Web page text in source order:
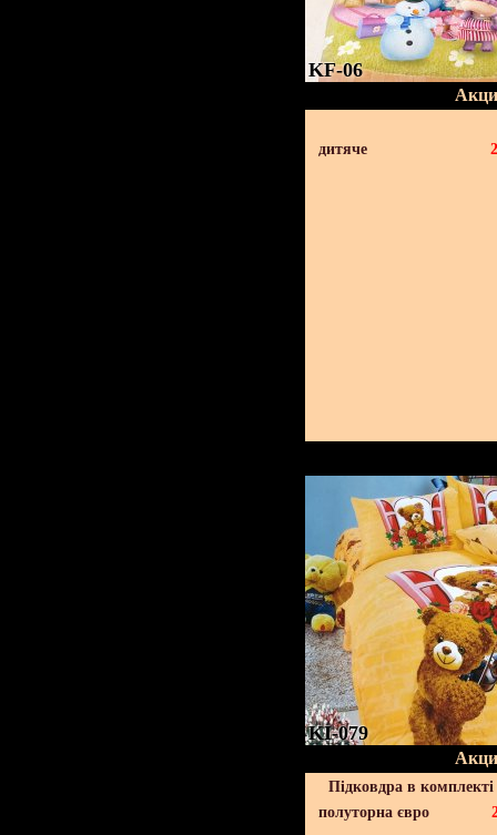
KF-06
дитяче
KI-079
Підковдра в
полуторна євро